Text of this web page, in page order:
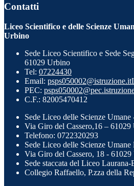
Contatti
Liceo Scientifico e delle Scienze
Urbino
Sede Liceo Scientifico e Sede
61029 Urbino
Tel: 07224430
Email: psps050002@istruzione.it
PEC:
C.F.: 82005470412
Sede Liceo delle Scienze Umane
Via Giro del Cassero,16 – 61029
Telefono: 0722320293
Sede Liceo delle Scienze
Via Giro del Cassero, 18 -
Sede staccata del Liceo Laurana-
Collegio Raffaello, P.zza della